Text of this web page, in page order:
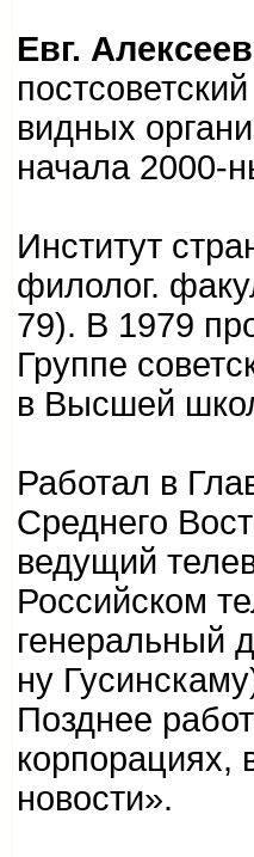
Евг.
видных
начала 2000-
Институт
филолог.
79). В 1979
Группе
в Высшей
Работал в
Среднего
ведущий
Российском
генеральный
ну
Позднее
корпорациях,
новости».